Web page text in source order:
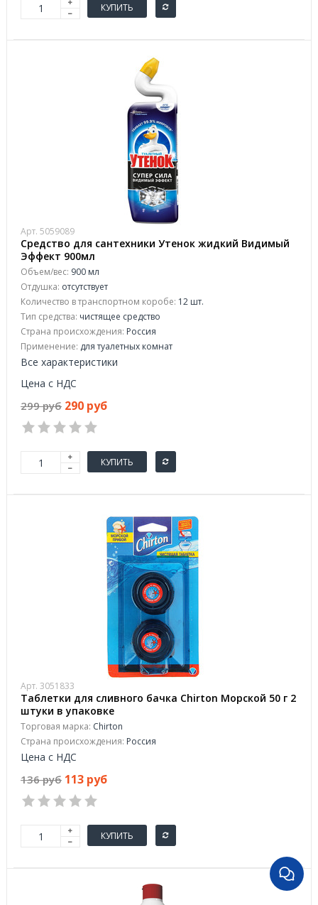
КУПИТЬ
Арт. 5059089
Средство для сантехники Утенок жидкий Видимый
Эффект 900мл
Объем/вес: 900 мл
Отдушка: отсутствует
Количество в транспортном коробе: 12 шт.
Тип средства: чистящее средство
Страна происхождения: Россия
Применение: для туалетных комнат
Все характеристики
Цена с НДС
299 руб 290 руб
КУПИТЬ
Арт. 3051833
Таблетки для сливного бачка Chirton Морской 50 г 2
штуки в упаковке
Торговая марка: Chirton
Страна происхождения: Россия
Цена с НДС
136 руб 113 руб
КУПИТЬ